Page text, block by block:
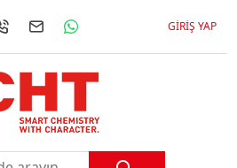
GIRIŞ YAP